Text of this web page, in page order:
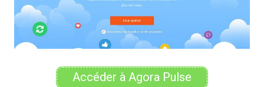
Accéder à Agora Pulse